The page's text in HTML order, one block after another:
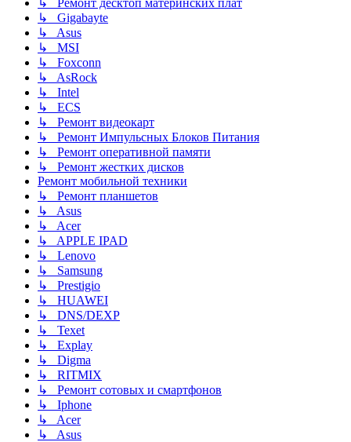
↳ Ремонт десктоп материнских плат
↳ Gigabayte
↳ Asus
↳ MSI
↳ Foxconn
↳ AsRock
↳ Intel
↳ ECS
↳ Ремонт видеокарт
↳ Ремонт Импульсных Блоков Питания
↳ Ремонт оперативной памяти
↳ Ремонт жестких дисков
Ремонт мобильной техники
↳ Ремонт планшетов
↳ Asus
↳ Acer
↳ APPLE IPAD
↳ Lenovo
↳ Samsung
↳ Prestigio
↳ HUAWEI
↳ DNS/DEXP
↳ Texet
↳ Explay
↳ Digma
↳ RITMIX
↳ Ремонт сотовых и смартфонов
↳ Iphone
↳ Acer
↳ Asus